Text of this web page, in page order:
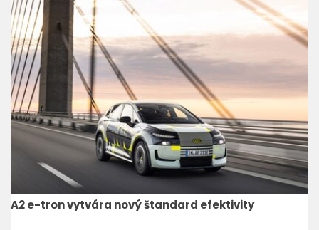
A2 e-tron vytvára nový štandard efektivity